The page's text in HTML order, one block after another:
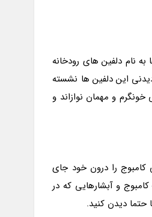
نام دلفین های رودخانه
این دلفین ها نشسته
و مهمان نوازاند و
را درون خود جای
و آبشارهایی که در
دیدن کنید.